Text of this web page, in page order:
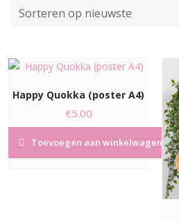
nieuwste
Happy Quokka (poster A4)
€5.00
Toevoegen aan winkelwagen